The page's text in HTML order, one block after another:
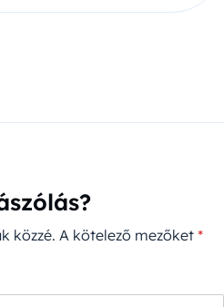
közzé. A kötelező mezőket *